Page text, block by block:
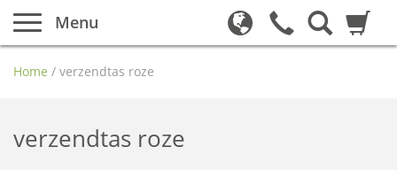
Menu
Home / verzendtas roze
verzendtas roze